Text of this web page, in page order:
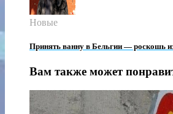
Новые
Принять ванну в Бельгии — роскошь
Вам также может